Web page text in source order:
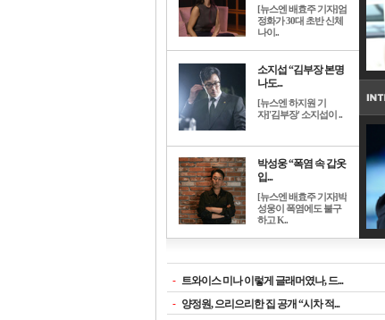
[뉴스엔 배효주 기자]엄
정화가 30대 초반 신체
나이..
소지섭 “김부장 본명
나도...
[뉴스엔 하지원 기
자]'김부장' 소지섭이 ..
박성웅 “폭염 속 갑옷
입...
[뉴스엔 배효주 기자]박
성웅이 폭염에도 불구
하고 K..
- 트와이스 미나 이렇게 글래머였나, 드...
- 양정원, 으리으리한 집 공개 “시차 적...